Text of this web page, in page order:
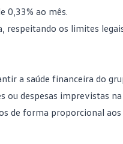
0,33% ao mês.
respeitando os limites
a saúde financeira do
despesas imprevistas
de forma proporcional aos